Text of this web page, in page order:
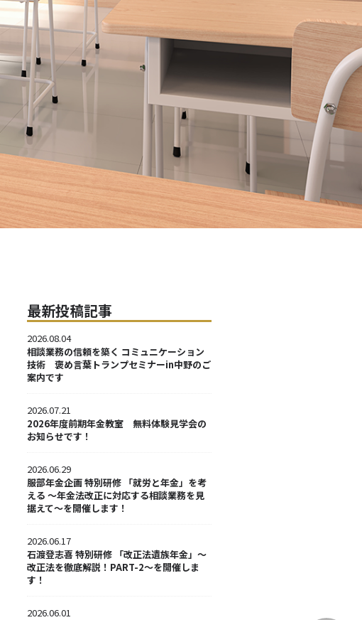
最新投稿記事
2026.08.04
相談業務の信頼を築く コミュニケーション
技術 褒め言葉トランプセミナーin中野のご
案内です
2026.07.21
2026年度前期年金教室 無料体験見学会の
お知らせです！
2026.06.29
服部年金企画 特別研修 「就労と年金」を考
える ～年金法改正に対応する相談業務を見
据えて～を開催します！
2026.06.17
石渡登志喜 特別研修 「改正法遺族年金」～
改正法を徹底解説！PART-2～を開催しま
す！
2026.06.01